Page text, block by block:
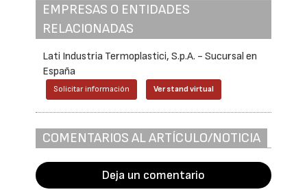
EMPRESAS O ENTIDADES
RELACIONADAS
Lati Industria Termoplastici, S.p.A. - Sucursal en
España
Solicitar información Ver stand virtual
COMENTARIOS AL ARTÍCULO/NOTICIA
Deja un comentario